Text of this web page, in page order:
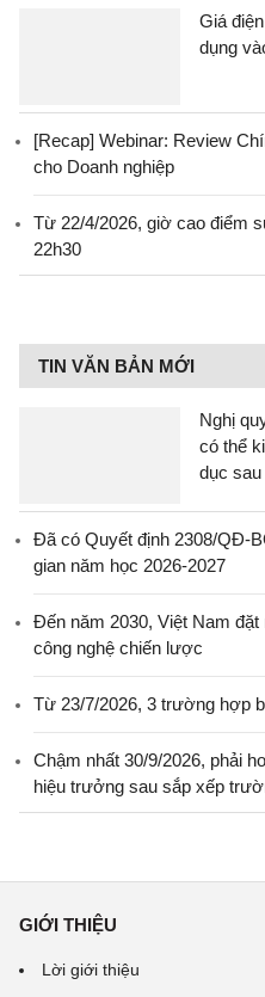
Giá
dụng
[Recap] Webinar: Review
cho Doanh nghiệp
Từ 22/4/2026, giờ cao điểm
22h30
TIN VĂN BẢN MỚI
Nghị
có thể
dục
Đã có Quyết định 2308/QĐ-
gian năm học 2026-2027
Đến năm 2030, Việt Nam
công nghệ chiến lược
Từ 23/7/2026, 3 trường hợp
Chậm nhất 30/9/2026, phải
hiệu trưởng sau sắp xếp
GIỚI THIỆU
Lời giới thiệu